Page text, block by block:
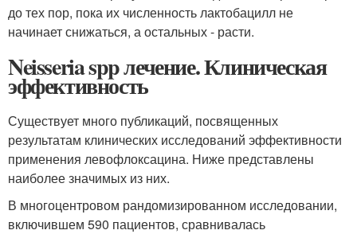
до тех пор, пока их численность лактобацилл не
начинает снижаться, а остальных - расти.
Neisseria spp лечение. Клиническая
эффективность
Существует много публикаций, посвященных
результатам клинических исследований эффективности
применения левофлоксацина. Ниже представлены
наиболее значимых из них.
В многоцентровом рандомизированном исследовании,
включившем 590 пациентов, сравнивалась